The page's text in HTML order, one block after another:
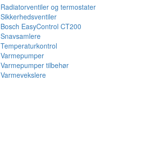
Radiatorventiler og termostater
Sikkerhedsventiler
Bosch EasyControl CT200
Snavsamlere
Temperaturkontrol
Varmepumper
Varmepumper tilbehør
Varmevekslere